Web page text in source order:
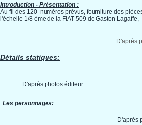
Introduction - Présentation :
Au fil des 120 numéros prévus, fourniture des
l'échelle 1/8 ème de la FIAT 509 de Gaston
D'après
Détails statiques:
D'après photos éditeur
Les personnages:
D'après